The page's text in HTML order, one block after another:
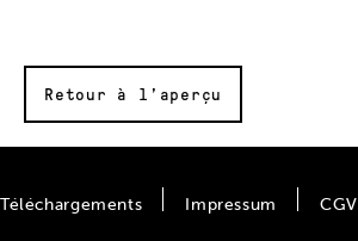
Retour à l’aperçu
Téléchargements Impressum CGV